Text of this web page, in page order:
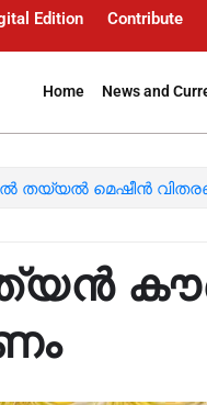
Edition Contribute
Home News and
മെഷീൻ